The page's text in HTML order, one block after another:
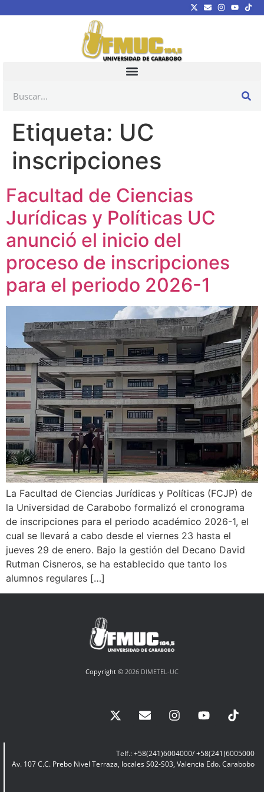
Etiqueta: UC
inscripciones
Facultad de Ciencias
Jurídicas y Políticas UC
anunció el inicio del
proceso de inscripciones
para el periodo 2026-1
La Facultad de Ciencias Jurídicas y Políticas (FCJP) de
la Universidad de Carabobo formalizó el cronograma
de inscripciones para el periodo académico 2026-1, el
cual se llevará a cabo desde el viernes 23 hasta el
jueves 29 de enero. Bajo la gestión del Decano David
Rutman Cisneros, se ha establecido que tanto los
alumnos regulares […]
Copyright © 2026 DIMETEL-UC
Telf.: +58(241)6004000/ +58(241)6005000
Av. 107 C.C. Prebo Nivel Terraza, locales S02-S03, Valencia Edo. Carabobo